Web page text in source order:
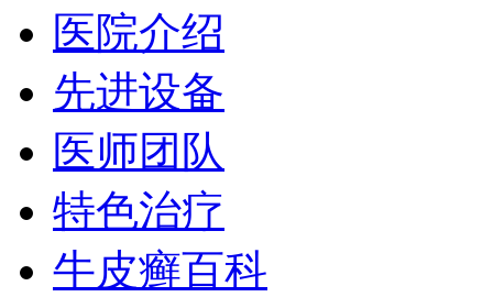
医院介绍
先进设备
医师团队
特色治疗
牛皮癣百科